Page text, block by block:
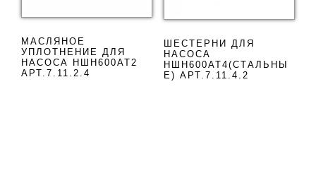
МАСЛЯНОЕ
УПЛОТНЕНИЕ ДЛЯ
НАСОСА НШН600АТ2
АРТ.7.11.2.4
ШЕСТЕРНИ ДЛЯ
НАСОСА
НШН600АТ4(СТАЛЬНЫ
Е) АРТ.7.11.4.2